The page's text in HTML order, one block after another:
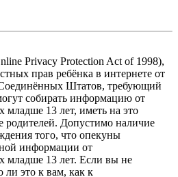
Privacy Protection Act of 1998),
прав ребёнка в интернете от
Штатов, требующий
собирать информацию от
младше 13 лет, иметь на это
родителей. Допустимо наличие
того, что опекуны
информации от
младше 13 лет. Если вы не
это к вам, как к